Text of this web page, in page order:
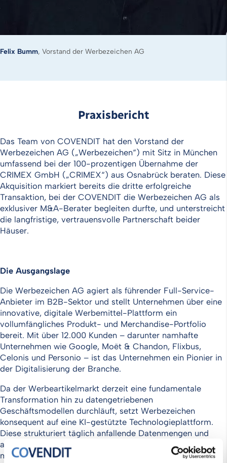
Felix Bumm, Vorstand der Werbezeichen AG
Praxisbericht
Das Team von COVENDIT hat den Vorstand der
Werbezeichen AG („Werbezeichen“) mit Sitz in München
umfassend bei der 100-prozentigen Übernahme der
CRIMEX GmbH („CRIMEX“) aus Osnabrück beraten. Diese
Akquisition markiert bereits die dritte erfolgreiche
Transaktion, bei der COVENDIT die Werbezeichen AG als
exklusiver M&A-Berater begleiten durfte, und unterstreicht
die langfristige, vertrauensvolle Partnerschaft beider
Häuser.
Die Ausgangslage
Die Werbezeichen AG agiert als führender Full-Service-
Anbieter im B2B-Sektor und stellt Unternehmen über eine
innovative, digitale Werbemittel-Plattform ein
vollumfängliches Produkt- und Merchandise-Portfolio
bereit. Mit über 12.000 Kunden – darunter namhafte
Unternehmen wie Google, Moët & Chandon, Flixbus,
Celonis und Personio – ist das Unternehmen ein Pionier in
der Digitalisierung der Branche.
Da der Werbeartikelmarkt derzeit eine fundamentale
Transformation hin zu datengetriebenen
Geschäftsmodellen durchläuft, setzt Werbezeichen
konsequent auf eine KI-gestützte Technologieplattform.
Diese strukturiert täglich anfallende Datenmengen und
automatisiert repetitive Prozesse, die herkömmlich
massive personelle Ressourcen binden würden. Um dieses